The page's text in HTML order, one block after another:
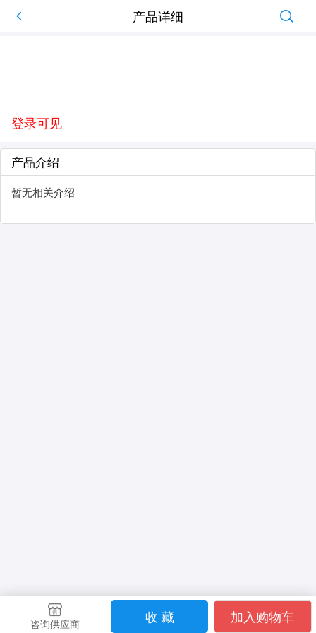
产品详细
登录可见
产品介绍
暂无相关介绍
咨询供应商 收 藏 加入购物车